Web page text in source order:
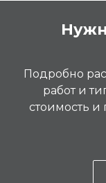
Подробно
работ и
стоимость